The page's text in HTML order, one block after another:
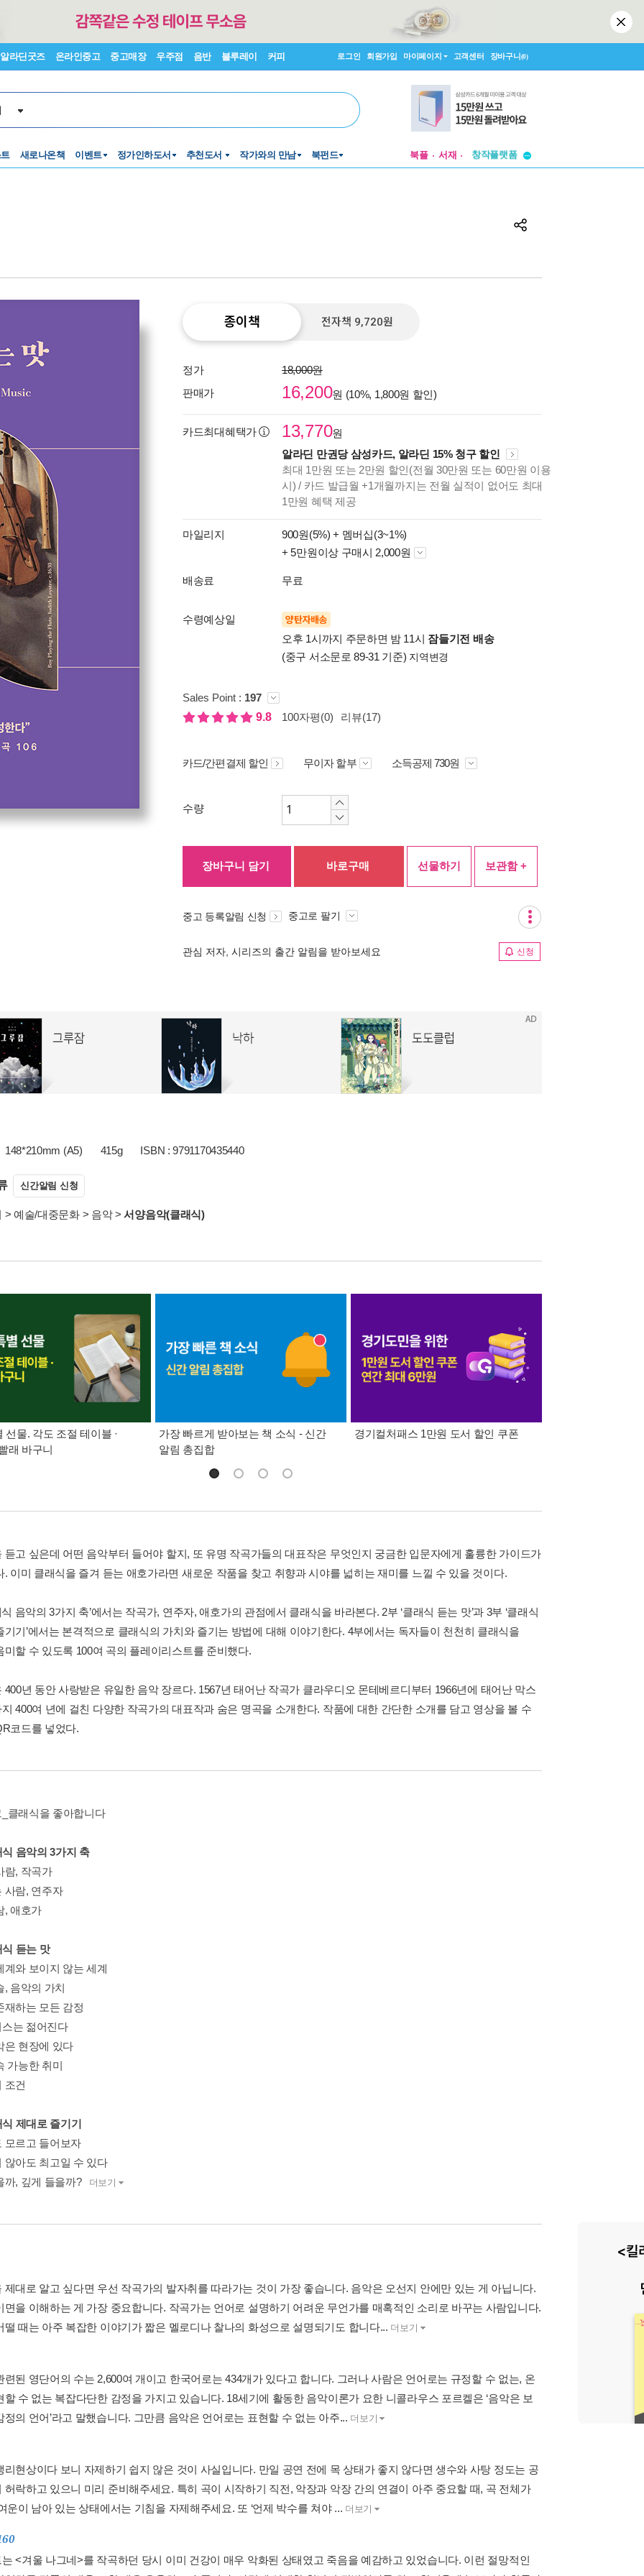
알라딘굿즈 온라인중고 중고매장 우주점 음반 블루레이 커피 로그인 회원가입 마이페이지 고객센터 장바구니(0)
새로나온책 이벤트 정가인하도서 추천도서 작가와의 만남 북펀드 북플 서재
투비컨티뉴드
종이책 전자책 9,720원
정가
18,000원
판매가
16,200원 (10%, 1,800원 할인)
카드최대혜택가 13,770원
알라딘 만권당 삼성카드, 알라딘 15% 청구 할인
최대 1만원 또는 2만원 할인(전월 30만원 또는 60만원 이용
시) / 카드 발급월 +1개월까지는 전월 실적이 없어도 최대
1만원 혜택 제공
마일리지 900원(5%) + 멤버십(3~1%)
+ 5만원이상 구매시 2,000원
배송료 무료
수령예상일 양탄자배송
오후 1시까지 주문하면 밤 11시 잠들기전 배송
(중구 서소문로 89-31 기준) 지역변경
Sales Point : 197
9.8
100자평(0) 리뷰(17)
카드/간편결제 할인 무이자 할부 소득공제 730원
수량
장바구니 담기 바로구매 선물하기 보관함 +
중고 등록알림 신청 중고로 팔기
관심 저자, 시리즈의 출간 알림을 받아보세요 신청
148*210mm (A5) 415g ISBN : 9791170435440
신간알림 신청
> 예술/대중문화> 음악>서양음악(클래식)
선물. 각도 조절 테이블 ·
래 바구니
가장 빠르게 받아보는 책 소식 - 신간
알림 총집합
경기컬처패스 1만원 도서 할인 쿠폰
듣고 싶은데 어떤 음악부터 들어야 할지, 또 유명 작곡가들의 대표작은 무엇인지 궁금한 입문자에게 훌륭한 가이드가
. 이미 클래식을 즐겨 듣는 애호가라면 새로운 작품을 찾고 취향과 시야를 넓히는 재미를 느낄 수 있을 것이다.
식 음악의 3가지 축’에서는 작곡가, 연주자, 애호가의 관점에서 클래식을 바라본다. 2부 ‘클래식 듣는 맛’과 3부 ‘클래식
기기’에서는 본격적으로 클래식의 가치와 즐기는 방법에 대해 이야기한다. 4부에서는 독자들이 천천히 클래식을
미할 수 있도록 100여 곡의 플레이리스트를 준비했다.
400년 동안 사랑받은 유일한 음악 장르다. 1567년 태어난 작곡가 클라우디오 몬테베르디부터 1966년에 태어난 막스
400여 년에 걸친 다양한 작곡가의 대표작과 숨은 명곡을 소개한다. 작품에 대한 간단한 소개를 담고 영상을 볼 수
코드를 넣었다.
클래식을 좋아합니다
음악의 3가지 축
람, 작곡가
사람, 연주자
, 애호가
듣는 맛
계와 보이지 않는 세계
, 음악의 가치
재하는 모든 감정
는 젊어진다
은 현장에 있다
가능한 취미
조건
제대로 즐기기
모르고 들어보자
않아도 최고일 수 있다
까, 깊게 들을까?
더보기
제대로 알고 싶다면 우선 작곡가의 발자취를 따라가는 것이 가장 좋습니다. 음악은 오선지 안에만 있는 게 아닙니다.
면을 이해하는 게 가장 중요합니다. 작곡가는 언어로 설명하기 어려운 무언가를 매혹적인 소리로 바꾸는 사람입니다.
떨 때는 아주 복잡한 이야기가 짧은 멜로디나 찰나의 화성으로 설명되기도 합니다... 더보기
련된 영단어의 수는 2,600여 개이고 한국어로는 434개가 있다고 합니다. 그러나 사람은 언어로는 규정할 수 없는, 온
할 수 없는 복잡다단한 감정을 가지고 있습니다. 18세기에 활동한 음악이론가 요한 니콜라우스 포르켈은 ‘음악은 보
정의 언어’라고 말했습니다. 그만큼 음악은 언어로는 표현할 수 없는 아주... 더보기
리현상이다 보니 자제하기 쉽지 않은 것이 사실입니다. 만일 공연 전에 목 상태가 좋지 않다면 생수와 사탕 정도는 공
허락하고 있으니 미리 준비해주세요. 특히 곡이 시작하기 직전, 악장과 악장 간의 연결이 아주 중요할 때, 곡 전체가
운이 남아 있는 상태에서는 기침을 자제해주세요. 또 ‘언제 박수를 쳐야 ... 더보기
<겨울 나그네>를 작곡하던 당시 이미 건강이 매우 악화된 상태였고 죽음을 예감하고 있었습니다. 이런 절망적인